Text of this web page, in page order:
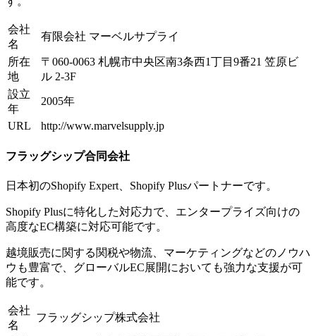
会社
名
有限会社 マーベルサプライ
所在
地
〒060-0063 札幌市中央区南3条西1丁目9番21 笠原ビ
ル 2-3F
設立
年
2005年
URL http://www.marvelsupply.jp
フラッグシップ合同会社
日本初のShopify Expert、Shopify Plusパートナーです。
Shopify Plusに特化した対応力で、エンタープライズ向けの
高度なEC構築に対応可能です。
越境販売に関する関税や物流、マーケティングなどのノウハ
ウも豊富で、グローバルEC展開においても強力な支援が可
能です。
会社
名
フラッグシップ株式会社